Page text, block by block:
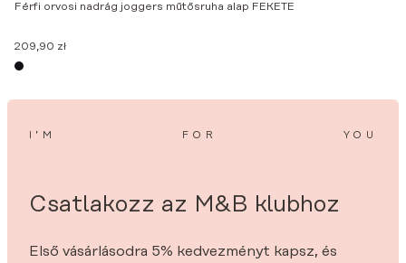
Férfi orvosi nadrág joggers műtősruha alap FEKETE
209,90 zł
I’M FOR YOU
Csatlakozz az M&B klubhoz
Első vásárlásodra 5% kedvezményt kapsz, és